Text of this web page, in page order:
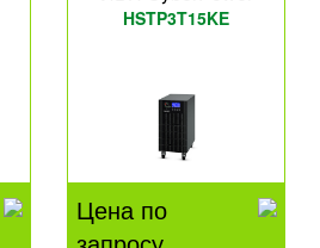
HSTP3T15KE
Цена по